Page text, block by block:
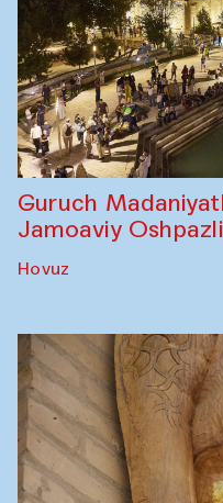
Guruch
Jamoaviy
Hovuz